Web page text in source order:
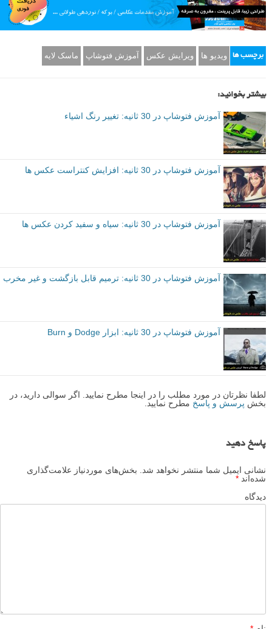
برچسب ها ویدیو ها ویرایش عکس آموزش فتوشاپ ماسک لایه
بیشتر بخوانید:
آموزش فتوشاپ در 30 ثانیه: تغییر رنگ اشیاء
آموزش فتوشاپ در 30 ثانیه: افزایش کنتراست عکس ها
آموزش فتوشاپ در 30 ثانیه: سیاه و سفید کردن عکس ها
آموزش فتوشاپ در 30 ثانیه: ترمیم قابل بازگشت و غیر مخرب
آموزش فتوشاپ در 30 ثانیه: ابزار Dodge و Burn
لطفا نظرتان در مورد مطلب را در اینجا مطرح نمایید. اگر سوالی دارید، در
بخش پرسش و پاسخ مطرح نمایید.
پاسخ دهید
نشانی ایمیل شما منتشر نخواهد شد. بخش‌های موردنیاز علامت‌گذاری
شده‌اند *
دیدگاه